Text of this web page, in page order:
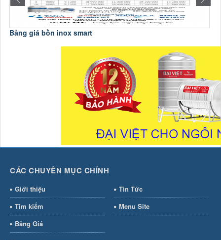
Bảng giá bồn inox smart
CÁC CHUYÊN MỤC CHÍNH
Giới thiệu
Tin Tức
Tìm kiếm
Menu Site
Bảng Giá